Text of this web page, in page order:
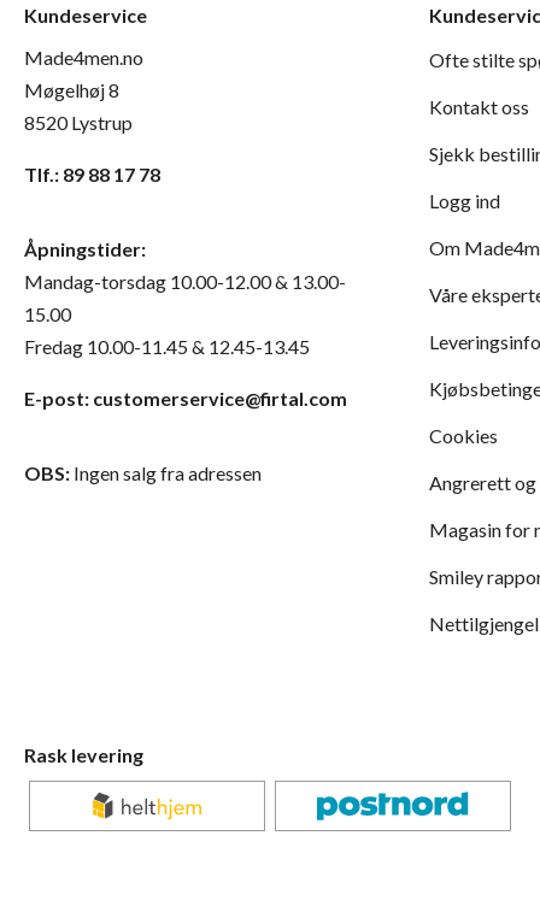
Kundeservice
Made4men.no
Møgelhøj 8
8520 Lystrup
Tlf.: 89 88 17 78
Åpningstider:
Mandag-torsdag 10.00-12.00 & 13.00-
15.00
Fredag 10.00-11.45 & 12.45-13.45
E-post: customerservice@firtal.com
OBS: Ingen salg fra adressen
Ofte stilte
Kontakt oss
Sjekk
Logg ind
Om
Våre
Cookies
Angrerett og
Magasin for
Smiley
Rask levering